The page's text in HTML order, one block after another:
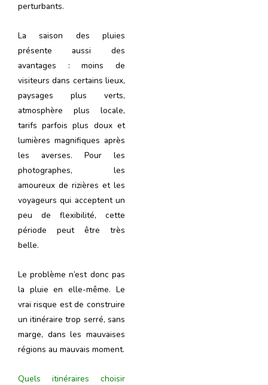
perturbants.
La saison des pluies
présente aussi des
avantages : moins de
visiteurs dans certains lieux,
paysages plus verts,
atmosphère plus locale,
tarifs parfois plus doux et
lumières magnifiques après
les averses. Pour les
photographes, les
amoureux de rizières et les
voyageurs qui acceptent un
peu de flexibilité, cette
période peut être très
belle.
Le problème n’est donc pas
la pluie en elle-même. Le
vrai risque est de construire
un itinéraire trop serré, sans
marge, dans les mauvaises
régions au mauvais moment.
Quels itinéraires choisir